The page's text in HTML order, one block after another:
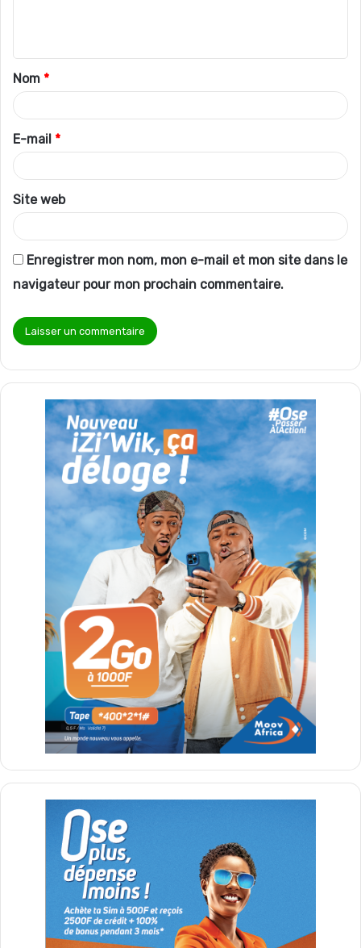
t
a
i
r
e
*
Nom *
E-mail *
Site web
Enregistrer mon nom, mon e-mail et mon site dans le
navigateur pour mon prochain commentaire.